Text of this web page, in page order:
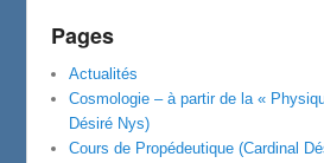
Pages
Actualités
Cosmologie – à partir de la «
Désiré Nys)
Cours de Propédeutique (Cardinal